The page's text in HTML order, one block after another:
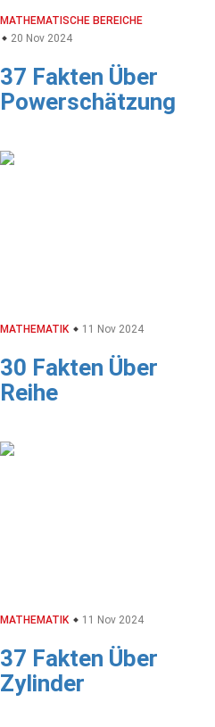
MATHEMATISCHE BEREICHE
20 Nov 2024
37 Fakten Über
Powerschätzung
MATHEMATIK 11 Nov 2024
30 Fakten Über
Reihe
MATHEMATIK 11 Nov 2024
37 Fakten Über
Zylinder